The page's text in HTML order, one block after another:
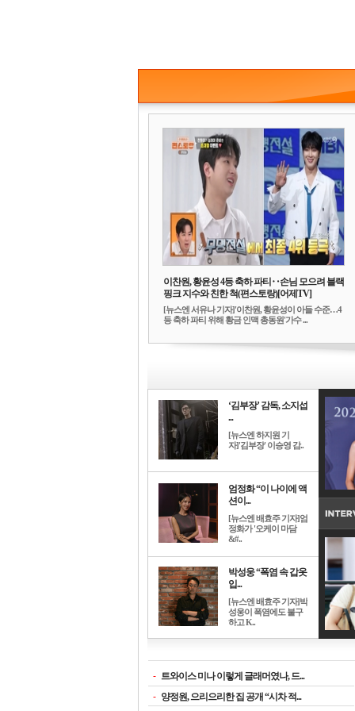
이찬원, 황윤성 4등 축하 파티‥손님 모으려 블랙
핑크 지수와 친한 척(편스토랑)[어제TV]
[뉴스엔 서유나 기자]'이찬원, 황윤성이 아들 수준…4
등 축하 파티 위해 황금 인맥 총동원'가수 ...
‘김부장’ 감독, 소지섭
...
[뉴스엔 하지원 기
자]'김부장' 이승영 감..
엄정화 “이 나이에 액
션이...
[뉴스엔 배효주 기자]엄
정화가 '오케이 마담
&#..
박성웅 “폭염 속 갑옷
입...
[뉴스엔 배효주 기자]박
성웅이 폭염에도 불구
하고 K..
- 트와이스 미나 이렇게 글래머였나, 드...
- 양정원, 으리으리한 집 공개 “시차 적...